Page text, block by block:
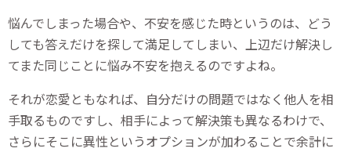
悩んでしまった場合や、不安を感じた時というのは、どう
しても答えだけを探して満足してしまい、上辺だけ解決し
てまた同じことに悩み不安を抱えるのですよね。
それが恋愛ともなれば、自分だけの問題ではなく他人を相
手取るものですし、相手によって解決策も異なるわけで、
さらにそこに異性というオプションが加わることで余計に